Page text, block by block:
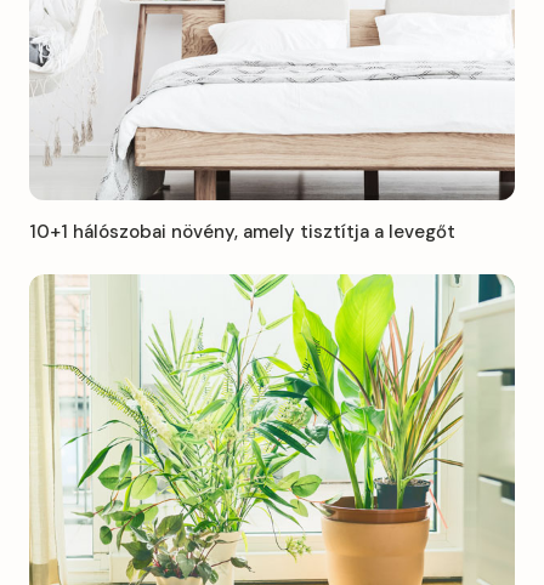
10+1 hálószobai növény, amely tisztítja a levegőt